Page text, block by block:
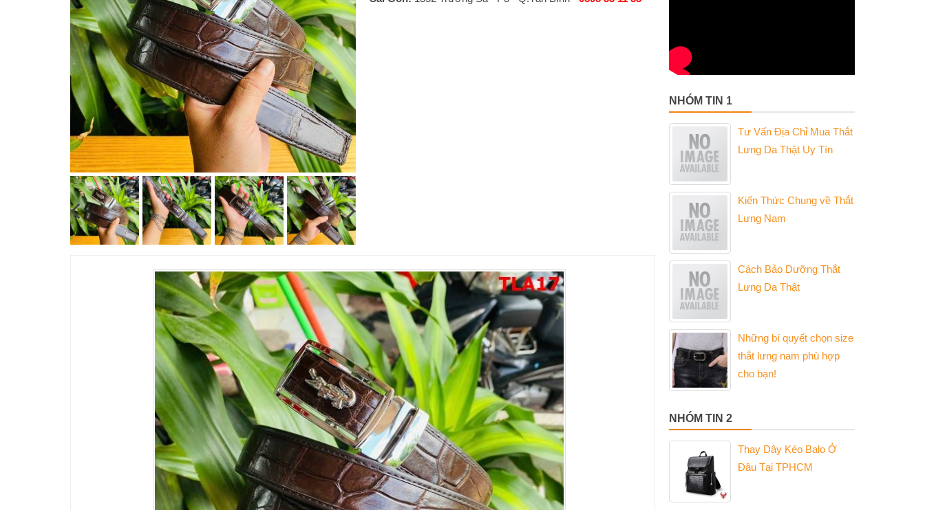
NHÓM TIN 1
Tư Vấn Địa Chỉ Mua Thắt
Lưng Da Thật Uy Tín
Kiến Thức Chung về Thắt
Lưng Nam
Cách Bảo Dưỡng Thắt
Lưng Da Thật
Những bí quyết chọn size
thắt lưng nam phù hợp
cho bạn!
NHÓM TIN 2
Thay Dây Kéo Balo Ở
Đâu Tại TPHCM